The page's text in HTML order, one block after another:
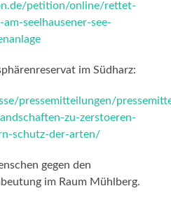
petition/online/rettet-
seelhausener-see-
im Südharz:
pressemitteilungen/
zu-zerstoeren-
schutz-der-arten/
gegen den
im Raum Mühlberg.